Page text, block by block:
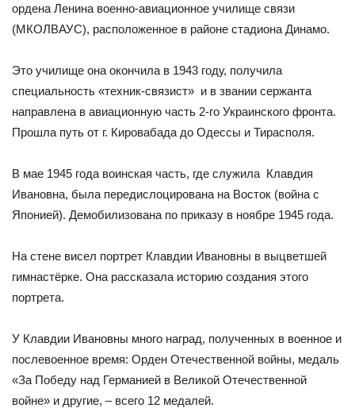
ордена Ленина военно-авиационное училище связи
(МКОЛВАУС), расположенное в районе стадиона Динамо.
Это училище она окончила в 1943 году, получила
специальность «техник-связист» и в звании сержанта
направлена в авиационную часть 2-го Украинского фронта.
Прошла путь от г. Кировабада до Одессы и Тирасполя.
В мае 1945 года воинская часть, где служила Клавдия
Ивановна, была передислоцирована на Восток (война с
Японией). Демобилизована по приказу в ноябре 1945 года.
На стене висел портрет Клавдии Ивановны в выцветшей
гимнастёрке. Она рассказала историю создания этого
портрета.
У Клавдии Ивановны много наград, полученных в военное и
послевоенное время: Орден Отечественной войны, медаль
«За Победу над Германией в Великой Отечественной
войне» и другие, – всего 12 медалей.